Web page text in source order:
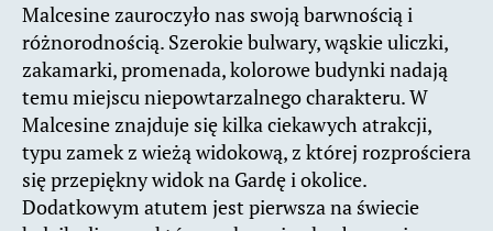
Malcesine zauroczyło nas swoją barwnością i
różnorodnością. Szerokie bulwary, wąskie uliczki,
zakamarki, promenada, kolorowe budynki nadają
temu miejscu niepowtarzalnego charakteru. W
Malcesine znajduje się kilka ciekawych atrakcji,
typu zamek z wieżą widokową, z której rozprościera
się przepiękny widok na Gardę i okolice.
Dodatkowym atutem jest pierwsza na świecie